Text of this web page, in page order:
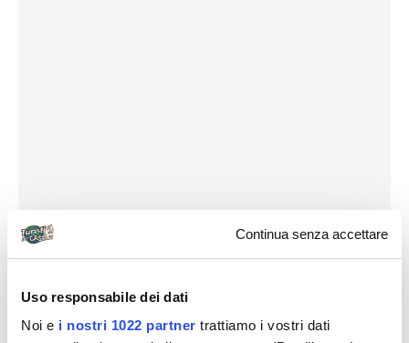
Continua senza accettare
Uso responsabile dei dati
Noi e i nostri 1022 partner trattiamo i vostri dati